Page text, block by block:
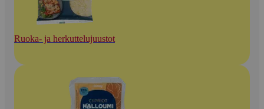
Ruoka- ja herkuttelujuustot